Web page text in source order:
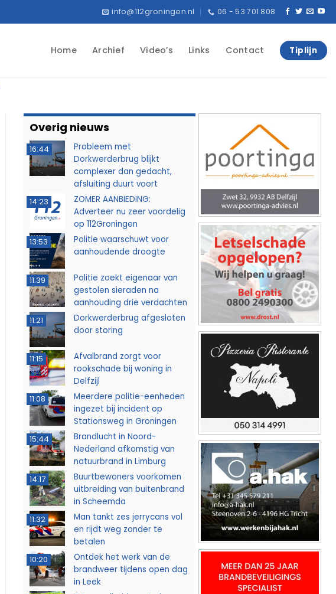
info@112groningen.nl 06 - 53 701 808
Home Archief Video’s Links Contact Tiplijn
Overig nieuws
16:44
Probleem met
Dorkwerderbrug blijkt
complexer dan gedacht,
afsluiting duurt voort
14:23
ZOMER AANBIEDING:
Adverteer nu zeer voordelig
op 112Groningen
13:53
Politie waarschuwt voor
aanhoudende droogte
11:39
Politie zoekt eigenaar van
gestolen sieraden na
aanhouding drie verdachten
11:21
Dorkwerderbrug afgesloten
door storing
11:15
Afvalbrand zorgt voor
rookschade bij woning in
Delfzijl
11:08
Meerdere politie-eenheden
ingezet bij incident op
Stationsweg in Groningen
15:44
Brandlucht in Noord-
Nederland afkomstig van
natuurbrand in Limburg
14:17
Buurtbewoners voorkomen
uitbreiding van buitenbrand
in Scheemda
11:32
Man tankt zes jerrycans vol
en rijdt weg zonder te
betalen
10:20
Ontdek het werk van de
brandweer tijdens open dag
in Leek